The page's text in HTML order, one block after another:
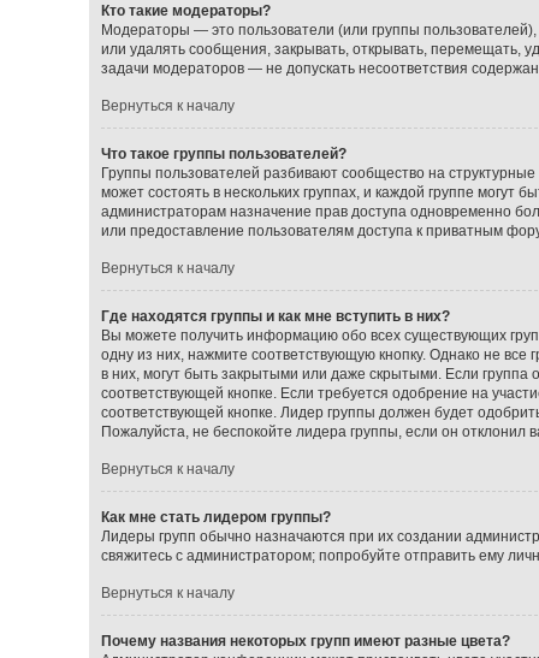
Кто такие модераторы?
Модераторы — это пользователи (или группы
или удалять сообщения, закрывать, открывать, перемещать,
задачи модераторов — не допускать несоответствия
Вернуться к началу
Что такое группы пользователей?
Группы пользователей разбивают сообщество на
может состоять в нескольких группах, и каждой группе могут
администраторам назначение прав доступа одновременно
или предоставление пользователям доступа к приватным
Вернуться к началу
Где находятся группы и как мне вступить в них?
Вы можете получить информацию обо всех существующих
одну из них, нажмите соответствующую кнопку. Однако не
в них, могут быть закрытыми или даже скрытыми. Если
соответствующей кнопке. Если требуется одобрение на
соответствующей кнопке. Лидер группы должен будет
Пожалуйста, не беспокойте лидера группы, если он отклонил
Вернуться к началу
Как мне стать лидером группы?
Лидеры групп обычно назначаются при их создании
свяжитесь с администратором; попробуйте отправить ему
Вернуться к началу
Почему названия некоторых групп имеют разные цвета?